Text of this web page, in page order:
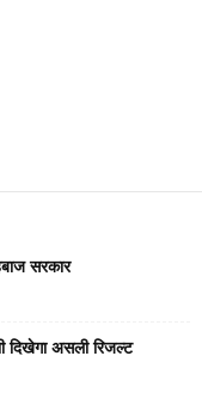
सरकार
असली रिजल्ट